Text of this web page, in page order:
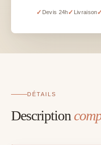
artificielle
en
cm
100
✓ Devis 24h✓ Livraison✓
DÉTAILS
Description